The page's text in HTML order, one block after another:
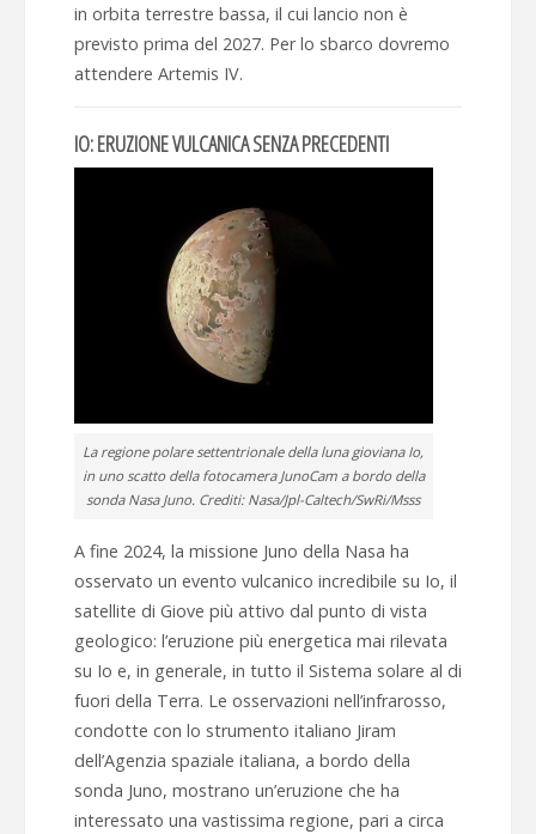
in orbita terrestre bassa, il cui lancio non è
previsto prima del 2027. Per lo sbarco dovremo
attendere Artemis IV.
IO: ERUZIONE VULCANICA SENZA PRECEDENTI
La regione polare settentrionale della luna gioviana Io,
in uno scatto della fotocamera JunoCam a bordo della
sonda Nasa Juno. Crediti: Nasa/Jpl-Caltech/SwRi/Msss
A fine 2024, la missione Juno della Nasa ha
osservato un evento vulcanico incredibile su Io, il
satellite di Giove più attivo dal punto di vista
geologico: l’eruzione più energetica mai rilevata
su Io e, in generale, in tutto il Sistema solare al di
fuori della Terra. Le osservazioni nell’infrarosso,
condotte con lo strumento italiano Jiram
dell’Agenzia spaziale italiana, a bordo della
sonda Juno, mostrano un’eruzione che ha
interessato una vastissima regione, pari a circa